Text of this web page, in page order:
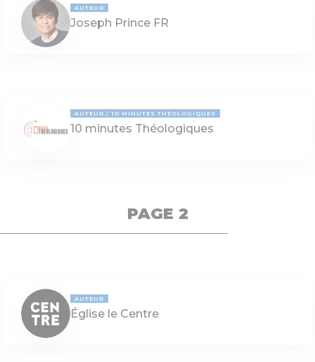
AUTEUR
Joseph Prince FR
AUTEUR 10 MINUTES THÉOLOGIQUES
10 minutes Théologiques
PAGE 2
AUTEUR
Église le Centre